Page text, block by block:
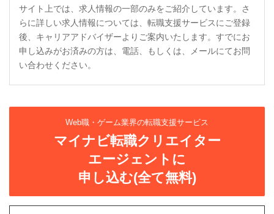
サイト上では、求人情報の一部のみをご紹介しています。さ
らに詳しい求人情報については、転職支援サービスにご登録
後、キャリアアドバイザーよりご案内いたします。すでにお
申し込みがお済みの方は、電話、もしくは、メールにてお問
い合わせください。
Web職・ゲーム業界の転職支援サービス
マイナビ転職クリエイター
エージェントに
申し込む(全て無料)